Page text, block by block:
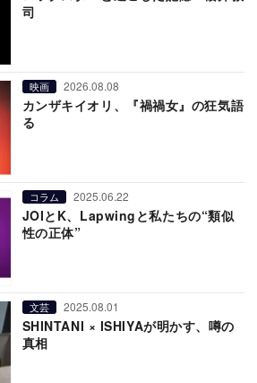
司
映画 2026.08.08
カンザキイオリ、『禍禍女』の狂気語
る
コラム 2025.06.22
JOIとK、Lapwingと私たちの“類似
性の正体”
文芸 2025.08.01
SHINTANI × ISHIYAが明かす、噂の
真相